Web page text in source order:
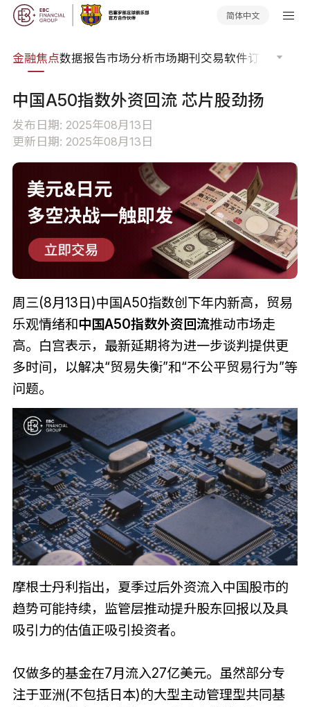
简体中文
金融焦点数据报告市场分析市场期刊交易软件订单流
中国A50指数外资回流 芯片股劲扬
发布日期: 2025年08月13日
更新日期: 2025年08月13日
周三(8月13日)中国A50指数创下年内新高，贸易
乐观情绪和中国A50指数外资回流推动市场走
高。白宫表示，最新延期将为进一步谈判提供更
多时间，以解决“贸易失衡”和“不公平贸易行为”等
问题。
摩根士丹利指出，夏季过后外资流入中国股市的
趋势可能持续，监管层推动提升股东回报以及具
吸引力的估值正吸引投资者。
仅做多的基金在7月流入27亿美元。虽然部分专
注于亚洲(不包括日本)的大型主动管理型共同基